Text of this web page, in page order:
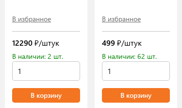
В избранное
12290₽/штук
В наличии: 2 шт.
В корзину
В избранное
499₽/штук
В наличии: 62 шт.
В корзину